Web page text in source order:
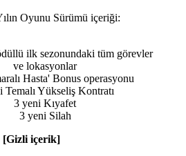
Oyunu Sürümü içeriği:
ilk sezonundaki tüm görevler
ve lokasyonlar
Hasta' Bonus operasyonu
Temalı Yükseliş Kontratı
3 yeni Kıyafet
3 yeni Silah
[Gizli içerik]